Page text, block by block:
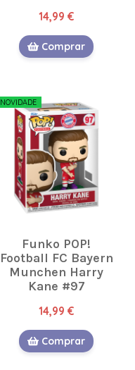
14,99 €
Comprar
NOVIDADE
Funko POP!
Football FC Bayern
Munchen Harry
Kane #97
14,99 €
Comprar